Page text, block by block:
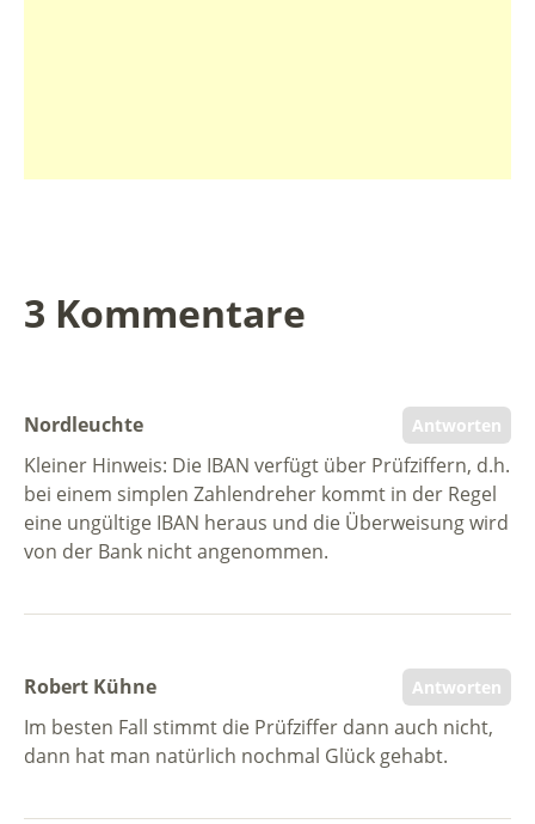
3 Kommentare
Antworten
Nordleuchte
Kleiner Hinweis: Die IBAN verfügt über Prüfziffern, d.h.
bei einem simplen Zahlendreher kommt in der Regel
eine ungültige IBAN heraus und die Überweisung wird
von der Bank nicht angenommen.
Antworten
Robert Kühne
Im besten Fall stimmt die Prüfziffer dann auch nicht,
dann hat man natürlich nochmal Glück gehabt.